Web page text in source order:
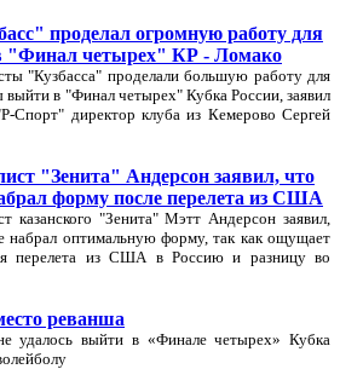
проделал огромную работу для
"Финал четырех" КР - Ломако
"Кузбасса" проделали большую работу для
выйти в "Финал четырех" Кубка России, заявил
Спорт" директор клуба из Кемерово Сергей
"Зенита" Андерсон заявил, что
форму после перелета из США
казанского "Зенита" Мэтт Андерсон заявил,
набрал оптимальную форму, так как ощущает
перелета из США в Россию и разницу во
реванша
удалось выйти в «Финале четырех» Кубка